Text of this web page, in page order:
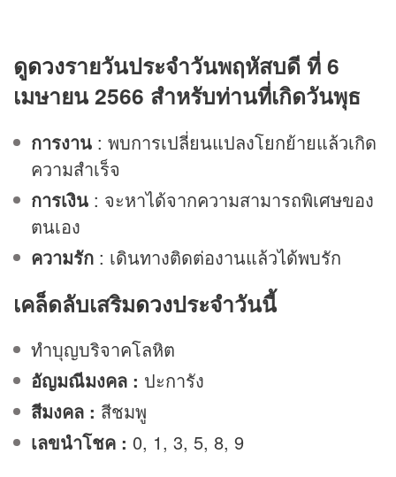
ดูดวงรายวันประจำวันพฤหัสบดี ที่ 6
เมษายน 2566 สำหรับท่านที่เกิดวันพุธ
การงาน : พบการเปลี่ยนแปลงโยกย้ายแล้วเกิด
ความสำเร็จ
การเงิน : จะหาได้จากความสามารถพิเศษของ
ตนเอง
ความรัก : เดินทางติดต่องานแล้วได้พบรัก
เคล็ดลับเสริมดวงประจำวันนี้
ทำบุญบริจาคโลหิต
อัญมณีมงคล : ปะการัง
สีมงคล : สีชมพู
เลขนำโชค : 0, 1, 3, 5, 8, 9